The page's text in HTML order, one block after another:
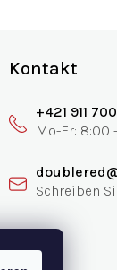
Kontakt
+421 911